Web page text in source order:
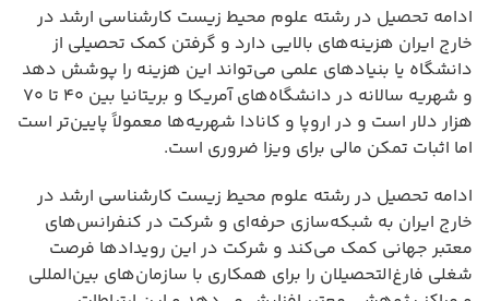
ادامه تحصیل در رشته علوم محیط زیست کارشناسی ارشد در
خارج ایران هزینه‌های بالایی دارد و گرفتن کمک تحصیلی از
دانشگاه یا بنیادهای علمی می‌تواند این هزینه را پوشش دهد
و شهریه سالانه در دانشگاه‌های آمریکا و بریتانیا بین ۴۰ تا ۷۰
هزار دلار است و در اروپا و کانادا شهریه‌ها معمولاً پایین‌تر است
اما اثبات تمکن مالی برای ویزا ضروری است.
ادامه تحصیل در رشته علوم محیط زیست کارشناسی ارشد در
خارج ایران به شبکه‌سازی حرفه‌ای و شرکت در کنفرانس‌های
معتبر جهانی کمک می‌کند و شرکت در این رویدادها فرصت
شغلی فارغ‌التحصیلان را برای همکاری با سازمان‌های بین‌المللی